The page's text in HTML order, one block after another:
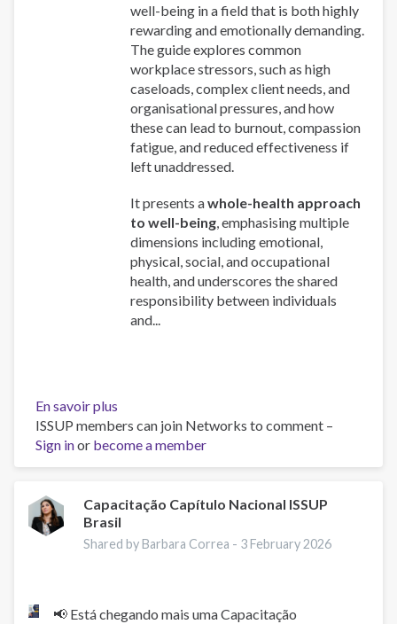
well-being in a field that is both highly
rewarding and emotionally demanding.
The guide explores common
workplace stressors, such as high
caseloads, complex client needs, and
organisational pressures, and how
these can lead to burnout, compassion
fatigue, and reduced effectiveness if
left unaddressed.
It presents awhole-health approach
to well-being, emphasising multiple
dimensions including emotional,
physical, social, and occupational
health, and underscores the shared
responsibility between individuals
and...
En savoir plus
Work
and
Well-
A
Guide
for
ISSUP members can join Networks to comment –
Sign inor become a member
Capacitação Capítulo Nacional ISSUP
Brasil
Shared by Barbara Correa - 3 February 2026
📢 Está chegando mais uma Capacitação